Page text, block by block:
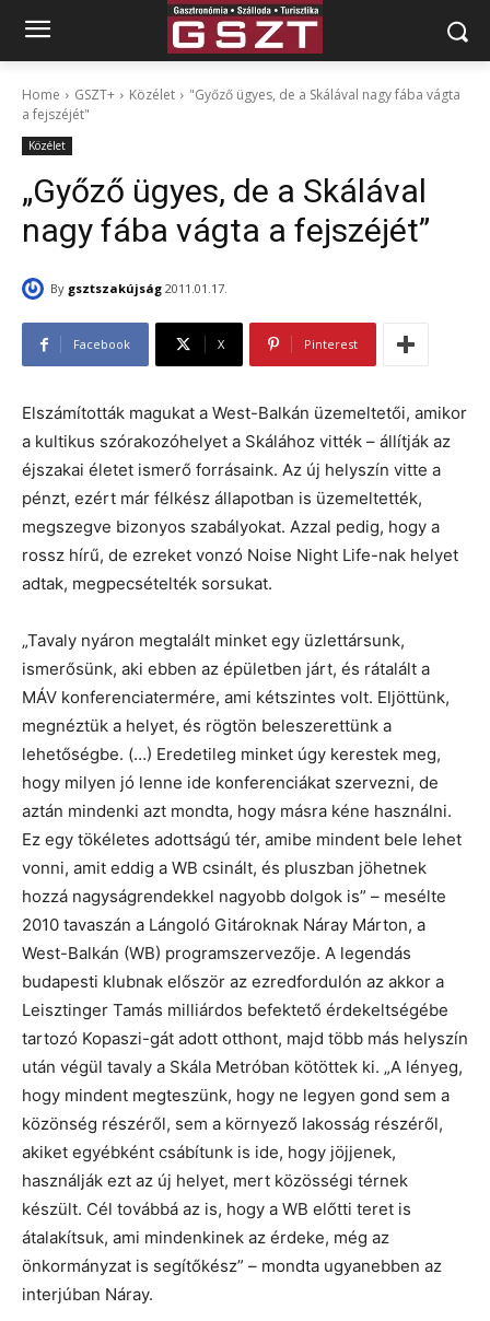
Home GSZT+ Közélet
"Győző ügyes, de a Skálával nagy fába vágta
a fejszéjét"
Közélet
„Győző ügyes, de a Skálával
nagy fába vágta a fejszéjét”
By gsztszakújság 2011.01.17.
Facebook X Pinterest
Elszámították magukat a West-Balkán üzemeltetői, amikor
a kultikus szórakozóhelyet a Skálához vitték – állítják az
éjszakai életet ismerő forrásaink. Az új helyszín vitte a
pénzt, ezért már félkész állapotban is üzemeltették,
megszegve bizonyos szabályokat. Azzal pedig, hogy a
rossz hírű, de ezreket vonzó Noise Night Life-nak helyet
adtak, megpecsételték sorsukat.
„Tavaly nyáron megtalált minket egy üzlettársunk,
ismerősünk, aki ebben az épületben járt, és rátalált a
MÁV konferenciatermére, ami kétszintes volt. Eljöttünk,
megnéztük a helyet, és rögtön beleszerettünk a
lehetőségbe. (…) Eredetileg minket úgy kerestek meg,
hogy milyen jó lenne ide konferenciákat szervezni, de
aztán mindenki azt mondta, hogy másra kéne használni.
Ez egy tökéletes adottságú tér, amibe mindent bele lehet
vonni, amit eddig a WB csinált, és pluszban jöhetnek
hozzá nagyságrendekkel nagyobb dolgok is” – mesélte
2010 tavaszán a Lángoló Gitároknak Náray Márton, a
West-Balkán (WB) programszervezője. A legendás
budapesti klubnak először az ezredfordulón az akkor a
Leisztinger Tamás milliárdos befektető érdekeltségébe
tartozó Kopaszi-gát adott otthont, majd több más helyszín
után végül tavaly a Skála Metróban kötöttek ki. „A lényeg,
hogy mindent megteszünk, hogy ne legyen gond sem a
közönség részéről, sem a környező lakosság részéről,
akiket egyébként csábítunk is ide, hogy jöjjenek,
használják ezt az új helyet, mert közösségi térnek
készült. Cél továbbá az is, hogy a WB előtti teret is
átalakítsuk, ami mindenkinek az érdeke, még az
önkormányzat is segítőkész” – mondta ugyanebben az
interjúban Náray.